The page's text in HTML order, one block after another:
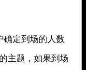
确定到场的人数
主题，如果到场